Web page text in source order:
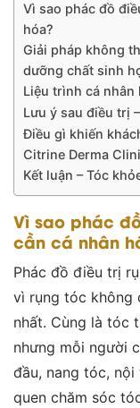
Vì sao phác đồ
hóa?
Giải pháp không
dưỡng chất sinh
Liệu trình cá nhân
Lưu ý sau điều trị
Điều gì khiến
Citrine Derma
Kết luận – Tóc
Vì sao phác
cần cá nhân
Phác đồ điều trị
vì rụng tóc không
nhất. Cùng là tóc
nhưng mỗi người
đầu, nang tóc,
quen chăm sóc